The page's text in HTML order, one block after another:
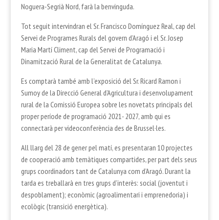
Noguera-Segrià Nord, farà la benvinguda.
Tot seguit intervindran el Sr. Francisco Domínguez Real, cap del
Servei de Programes Rurals del govern d’Aragó i el Sr. Josep
Maria Martí Climent, cap del Servei de Programació i
Dinamització Rural de la Generalitat de Catalunya.
Es comptarà també amb l’exposició del Sr. Ricard Ramon i
Sumoy de la Direcció General d’Agricultura i desenvolupament
rural de la Comissió Europea sobre les novetats principals del
proper període de programació 2021- 2027, amb qui es
connectarà per videoconferència des de Brussel·les.
All llarg del 28 de gener pel matí, es presentaran 10 projectes
de cooperació amb temàtiques compartides, per part dels seus
grups coordinadors tant de Catalunya com d’Aragó. Durant la
tarda es treballarà en tres grups d’interès: social (joventut i
despoblament); econòmic (agroalimentari i emprenedoria) i
ecològic (transició energètica).